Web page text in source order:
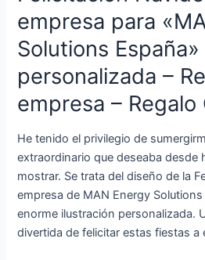
empresa para
Solutions
personalizada –
empresa –
He tenido el privilegio de
extraordinario que deseaba desde
mostrar. Se trata del diseño de la
empresa de MAN Energy
enorme ilustración personalizada.
divertida de felicitar estas fiestas a
de
empresa
–
Regalo
Corporativo